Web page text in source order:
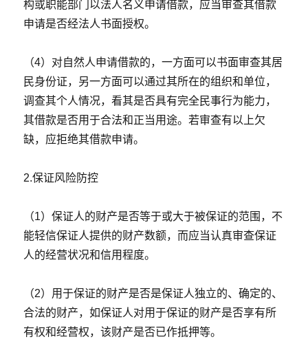
构或职能部门以法人名义申请借款，应当审查其借款
申请是否经法人书面授权。
（4）对自然人申请借款的，一方面可以书面审查其居
民身份证，另一方面可以通过其所在的组织和单位，
调查其个人情况，看其是否具有完全民事行为能力，
其借款是否用于合法和正当用途。若审查有以上欠
缺，应拒绝其借款申请。
2.保证风险防控
（1）保证人的财产是否等于或大于被保证的范围，不
能轻信保证人提供的财产数额，而应当认真审查保证
人的经营状况和信用程度。
（2）用于保证的财产是否是保证人独立的、确定的、
合法的财产，如保证人对用于保证的财产是否享有所
有权和经营权，该财产是否已作抵押等。